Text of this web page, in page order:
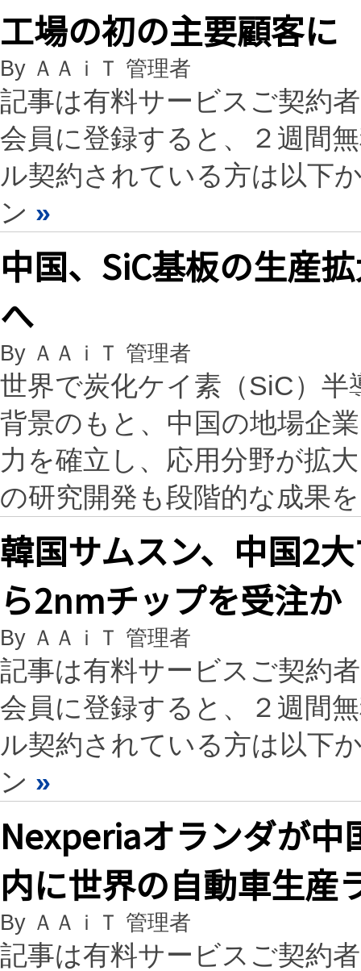
工場の初の主要顧客に
By ＡＡｉＴ 管理者
記事は有料サービスご契約
会員に登録すると、２週間
ル契約されている方は以下
ン »
中国、SiC基板の生産
へ
By ＡＡｉＴ 管理者
世界で炭化ケイ素（SiC）
背景のもと、中国の地場企
力を確立し、応用分野が拡
の研究開発も段階的な成果
韓国サムスン、中国2
ら2nmチップを受注か
By ＡＡｉＴ 管理者
記事は有料サービスご契約
会員に登録すると、２週間
ル契約されている方は以下
ン »
Nexperiaオランダが中
内に世界の自動車生産
By ＡＡｉＴ 管理者
記事は有料サービスご契約